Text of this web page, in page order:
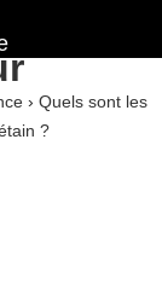
› Quels sont les
?